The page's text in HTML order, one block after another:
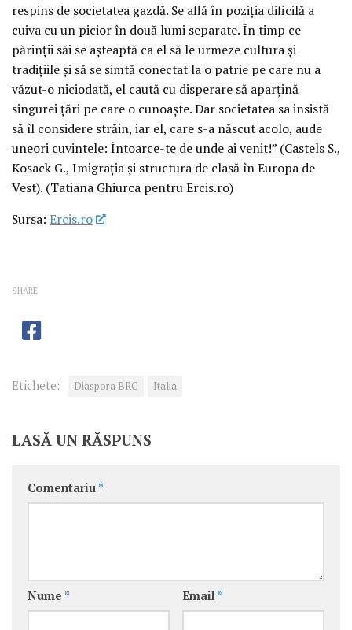
respins de societatea gazdă. Se află în poziția dificilă a
cuiva cu un picior în două lumi separate. În timp ce
părinții săi se așteaptă ca el să le urmeze cultura și
tradițiile și să se simtă conectat la o patrie pe care nu a
văzut-o niciodată, el caută cu disperare să aparțină
singurei țări pe care o cunoaște. Dar societatea sa insistă
să îl considere străin, iar el, care s-a născut acolo, aude
uneori cuvintele: Întoarce-te de unde ai venit!” (Castels S.,
Kosack G., Imigrația și structura de clasă în Europa de
Vest). (Tatiana Ghiurca pentru Ercis.ro)
Sursa: Ercis.ro
SHARE
Etichete: Diaspora BRC Italia
LASĂ UN RĂSPUNS
Comentariu *
Nume * Email *